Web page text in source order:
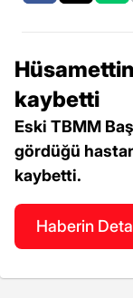
kaybetti
Eski TBMM
gördüğü
kaybetti.
Haberin